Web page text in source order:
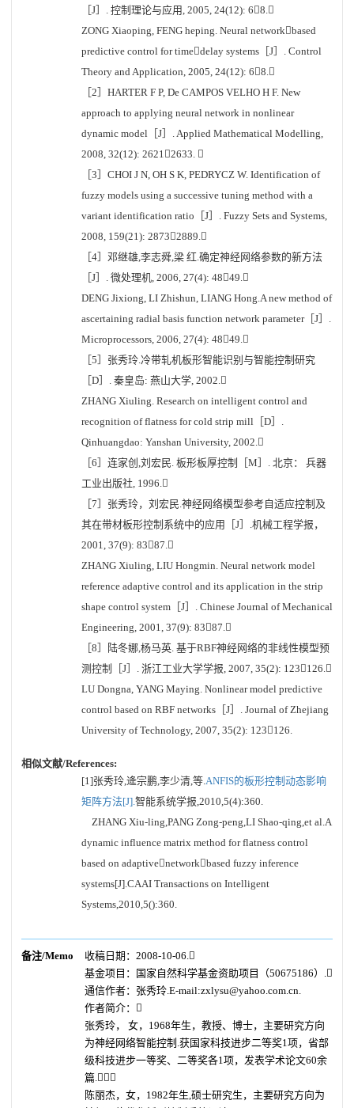
［J］. 控制理论与应用, 2005, 24(12): 68.
ZONG Xiaoping, FENG heping. Neural networkbased
predictive control for timedelay systems［J］. Control
Theory and Application, 2005, 24(12): 68.
［2］HARTER F P, De CAMPOS VELHO H F. New
approach to applying neural network in nonlinear
dynamic model［J］. Applied Mathematical Modelling,
2008, 32(12): 26212633. 
［3］CHOI J N, OH S K, PEDRYCZ W. Identification of
fuzzy models using a successive tuning method with a
variant identification ratio［J］. Fuzzy Sets and Systems,
2008, 159(21): 28732889.
［4］邓继雄,李志舜,梁 红.确定神经网络参数的新方法
［J］. 微处理机, 2006, 27(4): 4849.
DENG Jixiong, LI Zhishun, LIANG Hong.A new method of
ascertaining radial basis function network parameter［J］.
Microprocessors, 2006, 27(4): 4849.
［5］张秀玲.冷带轧机板形智能识别与智能控制研究
［D］. 秦皇岛: 燕山大学, 2002.
ZHANG Xiuling. Research on intelligent control and
recognition of flatness for cold strip mill［D］.
Qinhuangdao: Yanshan University, 2002.
［6］连家创,刘宏民. 板形板厚控制［M］. 北京： 兵器
工业出版社, 1996.
［7］张秀玲，刘宏民.神经网络模型参考自适应控制及
其在带材板形控制系统中的应用［J］.机械工程学报，
2001, 37(9): 8387.
ZHANG Xiuling, LIU Hongmin. Neural network model
reference adaptive control and its application in the strip
shape control system［J］. Chinese Journal of Mechanical
Engineering, 2001, 37(9): 8387.
［8］陆冬娜,杨马英. 基于RBF神经网络的非线性模型预
测控制［J］. 浙江工业大学学报, 2007, 35(2): 123126.
LU Dongna, YANG Maying. Nonlinear model predictive
control based on RBF networks［J］. Journal of Zhejiang
University of Technology, 2007, 35(2): 123126.
相似文献/References:
[1]张秀玲,逄宗鹏,李少清,等.ANFIS的板形控制动态影响
矩阵方法[J].智能系统学报,2010,5(4):360.
ZHANG Xiu-ling,PANG Zong-peng,LI Shao-qing,et al.A
dynamic influence matrix method for flatness control
based on adaptivenetworkbased fuzzy inference
systems[J].CAAI Transactions on Intelligent
Systems,2010,5():360.
备注/Memo
收稿日期：2008-10-06.
基金项目：国家自然科学基金资助项目（50675186）.
通信作者：张秀玲.E-mail:zxlysu@yahoo.com.cn.
作者简介：
张秀玲， 女，1968年生，教授、博士，主要研究方向
为神经网络智能控制.获国家科技进步二等奖1项，省部
级科技进步一等奖、二等奖各1项，发表学术论文60余
篇.
陈丽杰，女，1982年生,硕士研究生，主要研究方向为